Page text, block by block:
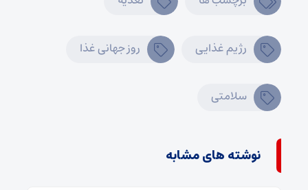
رژيم غذایی روز جهانی غذا
سلامتی
نوشته های مشابه